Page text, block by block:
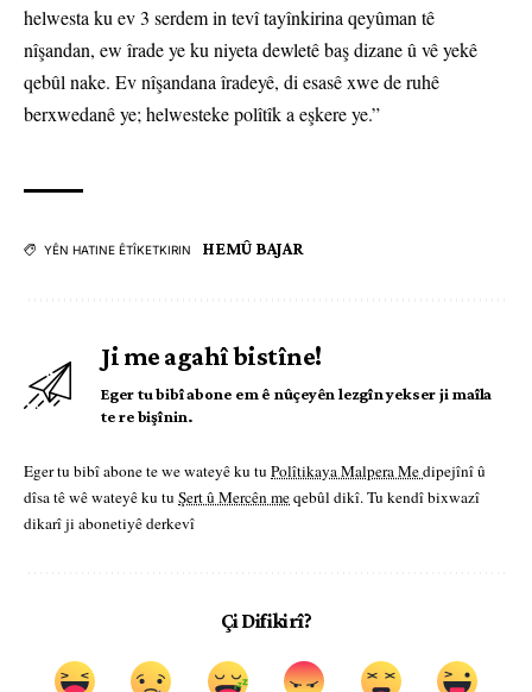
helwesta ku ev 3 serdem in tevî tayînkirina qeyûman tê
nîşandan, ew îrade ye ku niyeta dewletê baş dizane û vê yekê
qebûl nake. Ev nîşandana îradeyê, di esasê xwe de ruhê
berxwedanê ye; helwesteke polîtîk a eşkere ye.”
YÊN HATINE ÊTÎKETKIRIN HEMÛ BAJAR
Ji me agahî bistîne!
Eger tu bibî abone em ê nûçeyên lezgîn yekser ji maîla
te re bişînin.
Eger tu bibî abone te we wateyê ku tu Polîtikaya Malpera Medipejînî û
dîsa tê wê wateyê ku tu Şert û Mercên meqebûl dikî. Tu kendî bixwazî
dikarî ji abonetiyê derkevî
Çi Difikirî?